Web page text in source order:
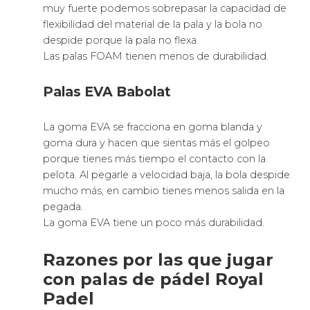
muy fuerte podemos sobrepasar la capacidad de
flexibilidad del material de la pala y la bola no
despide porque la pala no flexa.
Las palas FOAM tienen menos de durabilidad.
Palas EVA Babolat
La goma EVA se fracciona en goma blanda y
goma dura y hacen que sientas más el golpeo
porque tienes más tiempo el contacto con la
pelota. Al pegarle a velocidad baja, la bola despide
mucho más, en cambio tienes menos salida en la
pegada.
La goma EVA tiene un poco más durabilidad.
Razones por las que jugar
con palas de pádel Royal
Padel